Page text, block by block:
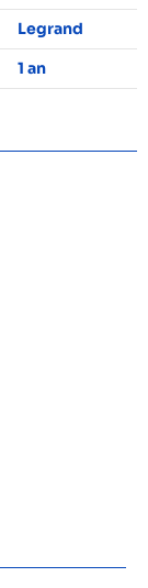
Legrand
1 an